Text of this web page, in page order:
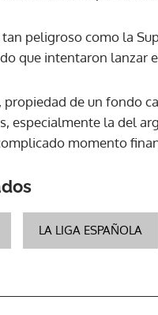
tan peligroso como la
que intentaron lanzar
propiedad de un fondo
especialmente la del
momento
LA LIGA ESPAÑOLA